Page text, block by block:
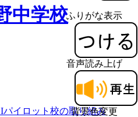
ふりがな表示
音声読み上げ
背景色変更
中学校
イロット校の取り組み